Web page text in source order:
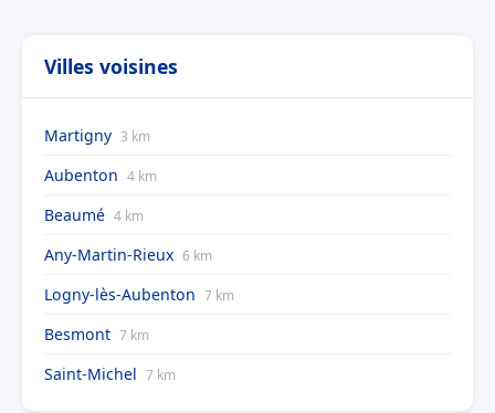
Villes voisines
Martigny 3 km
Aubenton 4 km
Beaumé 4 km
Any-Martin-Rieux 6 km
Logny-lès-Aubenton 7 km
Besmont 7 km
Saint-Michel 7 km